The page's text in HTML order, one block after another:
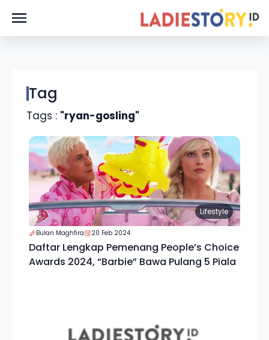
Tag
Tags : "ryan-gosling"
Lifestyle
Bulan Maghfira 20 Feb 2024
Daftar Lengkap Pemenang People’s Choice
Awards 2024, “Barbie” Bawa Pulang 5 Piala